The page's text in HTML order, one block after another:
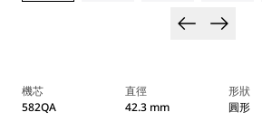
機芯
582QA
直徑
42.3 mm
形狀
圓形